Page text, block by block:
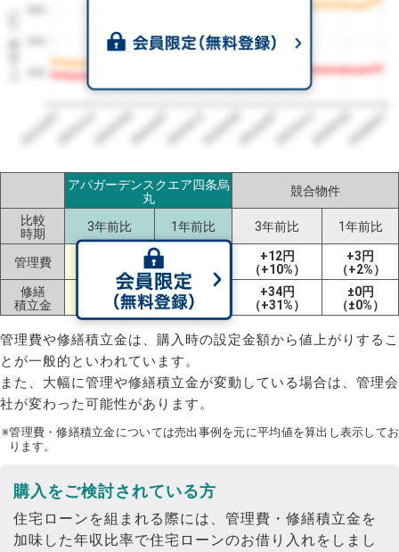
1㎡単価（円）
2023/072023/112024/032024/072024/112025/032025/072025/112026/032026/07
アパガーデンスクエア四条烏
丸
競合物件
比較
時期
3年前比 1年前比 3年前比 1年前比
管理費
（+24%）
（+11%）
+12円
（+10%）
+3円
（+2%）
修繕
積立金
+203円
（+148%）
+56円
（+20%）
+34円
（+31%）
±0円
（±0%）
管理費や修繕積立金は、購入時の設定金額から値上がりするこ
とが一般的といわれています。
また、大幅に管理や修繕積立金が変動している場合は、管理会
社が変わった可能性があります。
※管理費・修繕積立金については売出事例を元に平均値を算出し表示してお
ります。
購入をご検討されている方
住宅ローンを組まれる際には、管理費・修繕積立金を
加味した年収比率で住宅ローンのお借り入れをしまし